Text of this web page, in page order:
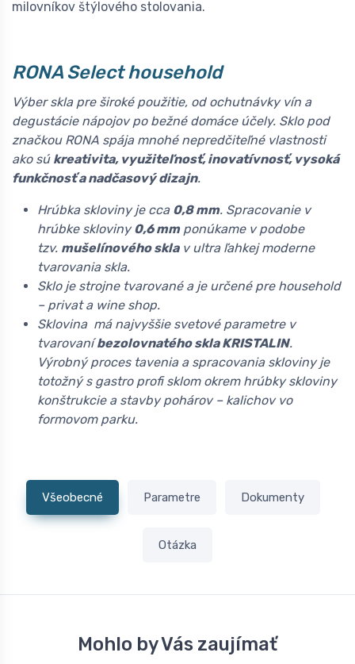
milovníkov štýlového stolovania.
RONA Select household
Výber skla pre široké použitie, od ochutnávky vín a
degustácie nápojov po bežné domáce účely. Sklo pod
značkou RONA spája mnohé nepredčiteľné vlastnosti
ako sú kreativita, využiteľnosť, inovatívnosť, vysoká
funkčnosť a nadčasový dizajn.
Hrúbka skloviny je cca 0,8 mm. Spracovanie v
hrúbke skloviny0,6 mmponúkame v podobe
tzv. mušelínového sklav ultra ľahkej moderne
tvarovania skla.
Sklo je strojne tvarované a je určené pre household
– privat a wine shop.
Sklovina má najvyššie svetové parametre v
tvarovaníbezolovnatého skla KRISTALIN.
Výrobný proces tavenia a spracovania skloviny je
totožný s gastro profi sklom okrem hrúbky skloviny
konštrukcie a stavby pohárov – kalichov vo
formovom parku.
Všeobecné Parametre Dokumenty
Otázka
Mohlo by Vás zaujímať